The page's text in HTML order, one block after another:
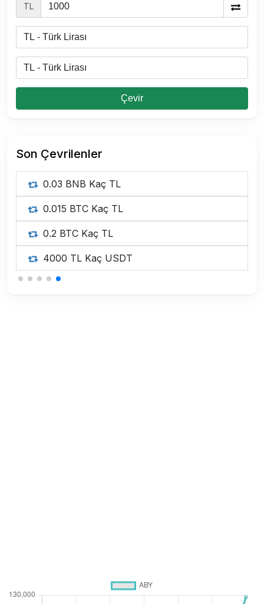
TL
Çevir
Son Çevrilenler
0.03 BNB Kaç TL
0.015 BTC Kaç TL
0.2 BTC Kaç TL
4000 TL Kaç USDT